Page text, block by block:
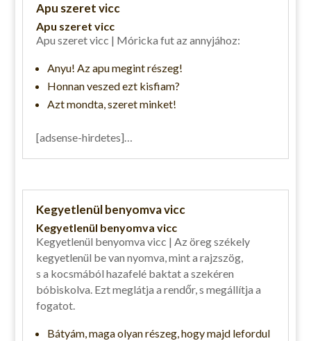
Apu szeret vicc
Apu szeret vicc
Apu szeret vicc | Móricka fut az annyjához:
Anyu! Az apu megint részeg!
Honnan veszed ezt kisfiam?
Azt mondta, szeret minket!
[adsense-hirdetes]…
Kegyetlenül benyomva vicc
Kegyetlenül benyomva vicc
Kegyetlenül benyomva vicc | Az öreg székely
kegyetlenül be van nyomva, mint a rajzszög,
s a kocsmából hazafelé baktat a szekéren
bóbiskolva. Ezt meglátja a rendőr, s megállítja a
fogatot.
Bátyám, maga olyan részeg, hogy majd lefordul